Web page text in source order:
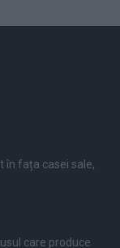
în fața casei sale,
care produce